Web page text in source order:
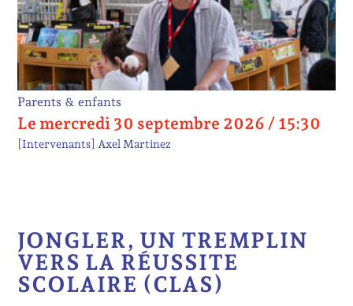
Parents & enfants
Le mercredi 30 septembre 2026 / 15:30
[Intervenants] Axel Martinez
JONGLER, UN TREMPLIN
VERS LA RÉUSSITE
SCOLAIRE (CLAS)